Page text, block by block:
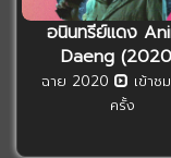
อนินทรีย์แดง
Daeng
ฉาย 2020
เข้าช
ครั้ง